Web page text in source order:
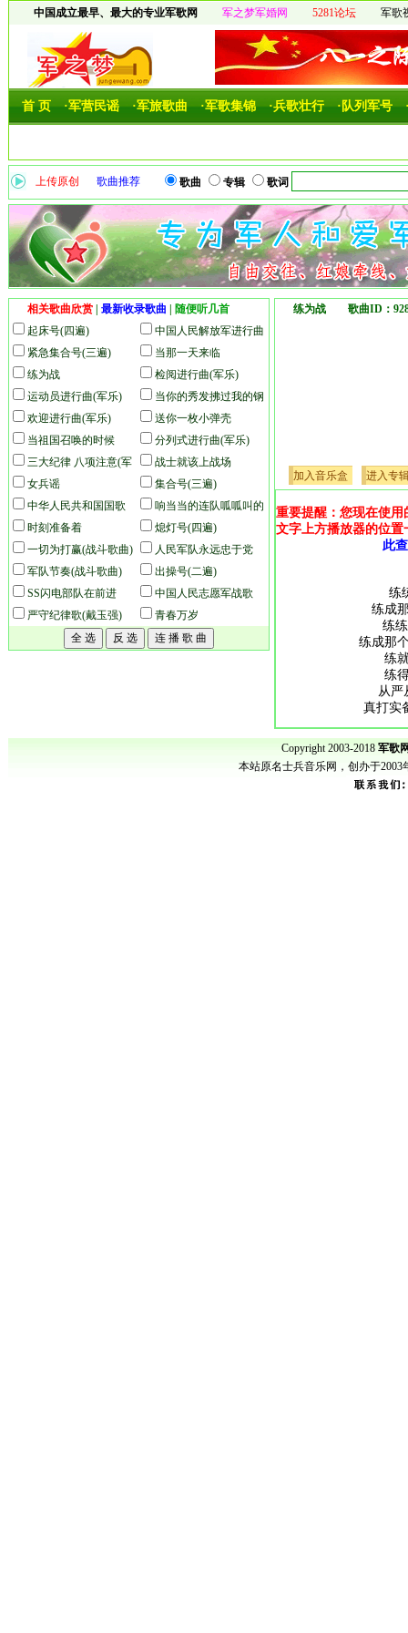
中国成立最早、最大的专业军歌网 军之梦军婚网 5281论坛 军歌
首 页 ·军营民谣 ·军旅歌曲 ·军歌集锦 ·兵歌壮行 ·队列军号
上传原创 歌曲推荐 歌曲 专辑 歌词
相关歌曲欣赏 最新收录歌曲
随便听几首
起床号(四遍)
中国人民解放军进行曲
(军乐)
紧急集合号(三遍)
当那一天来临
练为战
检阅进行曲(军乐)
运动员进行曲(军乐)
当你的秀发拂过我的钢
枪(队列版)
欢迎进行曲(军乐)
送你一枚小弹壳
当祖国召唤的时候
分列式进行曲(军乐)
三大纪律 八项注意(军
乐)
战士就该上战场
女兵谣
集合号(三遍)
中华人民共和国国歌
(军乐)
响当当的连队呱呱叫的
兵
时刻准备着
熄灯号(四遍)
一切为打赢(战斗歌曲)
人民军队永远忠于党
(军乐)
军队节奏(战斗歌曲)
出操号(二遍)
SS闪电部队在前进
中国人民志愿军战歌
(军乐)
严守纪律歌(戴玉强) 青春万岁
练为战 歌曲ID：
加入音乐盒 进入专
重要提醒：您现在使
文字上方播放器的位
此
练
练成
练
练成那
练
练
从严
真打实
练
练成
练
练成那
Copyright 2003-2018 军歌
本站原名士兵音乐网，创办于